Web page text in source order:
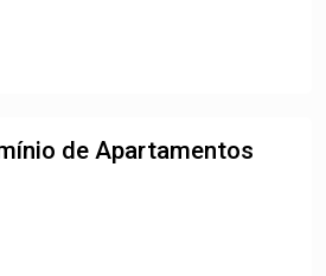
de Apartamentos